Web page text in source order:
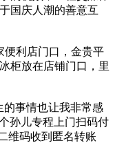
国庆人潮的善意互
便利店门口，金贵平
柜放在店铺门口，里
的事情也让我非常感
孙儿专程上门扫码付
维码收到匿名转账